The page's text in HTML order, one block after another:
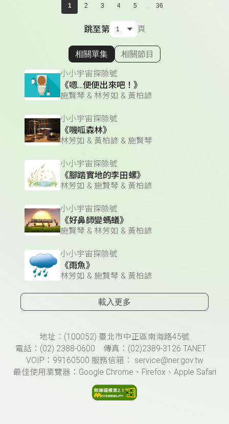
1 2 3 4 5 ... 36
跳至第 頁
顯示相關單集
相關單集 相關節目
小小宇宙探險號
《嗯...便便出來吧！》
施賢琴 & 林芳如 & 黃柏諺
小小宇宙探險號
《嘰呱森林》
林芳如 & 黃柏諺 & 施賢琴
小小宇宙探險號
《腳踏實地的李田螺》
林芳如 & 施賢琴 & 黃柏諺
小小宇宙探險號
《好鼻師變螞蟻》
施賢琴 & 林芳如 & 黃柏諺
小小宇宙探險號
《雨魚》
林芳如 & 施賢琴 & 黃柏諺
載入更多
頁尾資訊地址：(100052) 臺北市中正區南海路45號
電話：(02) 2388-0600 傳真：(02)2389-3126 TANET
VOIP：99160500 服務信箱： service@ner.gov.tw
最佳使用瀏覽器：Google Chrome、Firefox、Apple Safari